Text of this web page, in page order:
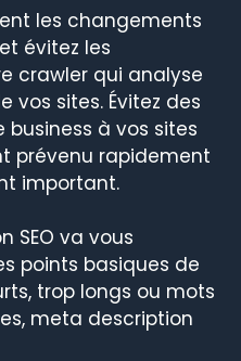
les changements
évitez les
crawler qui analyse
vos sites. Évitez des
à vos sites
prévenu rapidement
important.
SEO va vous
points basiques de
trop longs ou mots
meta description